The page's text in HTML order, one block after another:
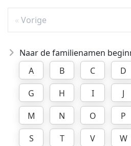
Vorige
Naar de familienamen
A
B C D
G
H I J
M
N O P
S
T V W